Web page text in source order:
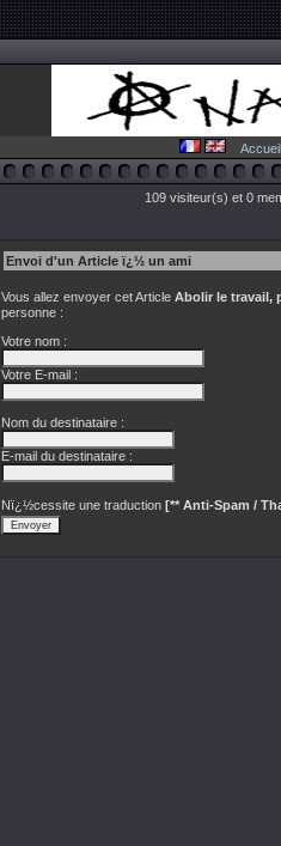
Accueil
109 visiteur(s) et 0
Envoi d'un Article ï¿½ un ami
Vous allez envoyer cet Article Abolir le travail,
personne :
Votre nom :
Votre E-mail :
Nom du destinataire :
E-mail du destinataire :
Nï¿½cessite une traduction [** Anti-Spam /